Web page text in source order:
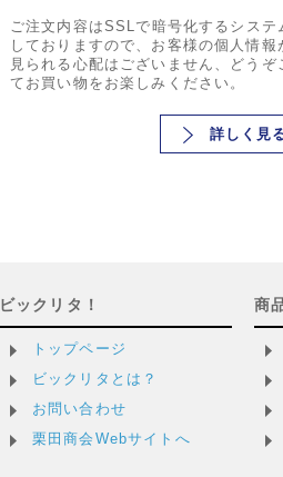
ご注文内容はSSLで暗号化するシステ
しておりますので、お客様の個人情報
見られる心配はございません、どうぞ
てお買い物をお楽しみください。
詳しく見
ビックリタ！
トップページ
ビックリタとは？
お問い合わせ
栗田商会Webサイトへ
商